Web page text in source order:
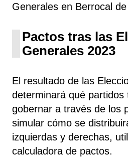
Generales en Berrocal
Pactos tras las
Generales 2023
El resultado de las
determinará qué partidos
gobernar a través de los
simular cómo se
izquierdas y derechas,
calculadora de pactos.